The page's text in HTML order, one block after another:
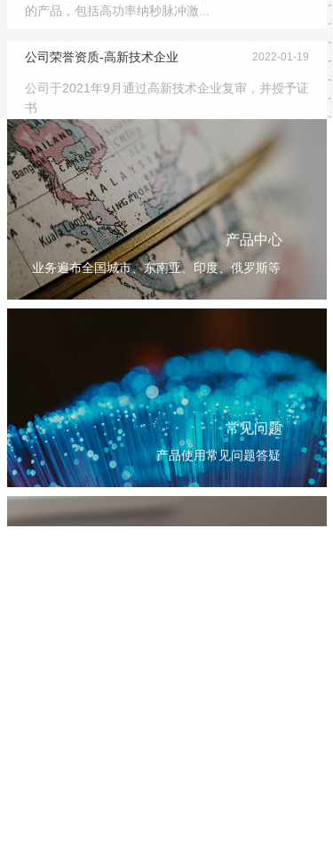
的产品，包括高功率纳秒脉冲激...
公司荣誉资质-高新技术企业 2022-01-19
公司于2021年9月通过高新技术企业复审，并授予证
书
产品中心
业务遍布全国城市、东南亚、印度、俄罗斯等
常见问题
产品使用常见问题答疑